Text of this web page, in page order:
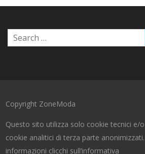
Copyright ZoneModa
Questo sito utilizza solo cookie tecnici e/o
cookie analitici di terza parte
informazioni clicchi sull’informativa